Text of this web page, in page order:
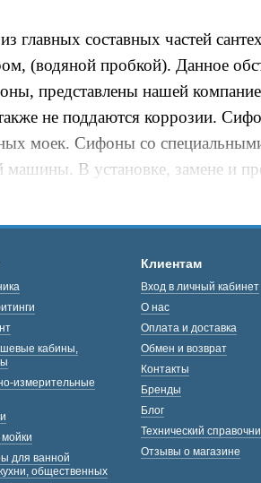
главных составных частей
(водяной пробкой). Данное
представлены нашей
не поддаются коррозии.
моек. Сифоны со
В установке, замене и
кабины,
измерительные
для ванной
общественных
Клиентам
Вход в личный кабинет
О нас
Оплата и доставка
Обмен и возврат
Контакты
Бренды
Блог
Технический
Отзывы о магазине